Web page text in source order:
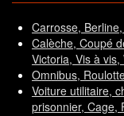
Carrosse,
Calèche, Coupé
Victoria, Vis à vis,
Omnibus,
Voiture utilitaire,
prisonnier, Cage,